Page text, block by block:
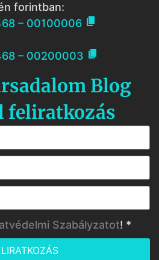
forintban:
– 00100006 
– 00200003 
Blog
feliratkozás
Szabályzatot! *